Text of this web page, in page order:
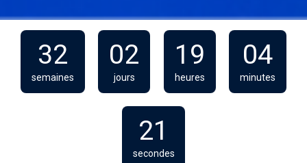
32
semaines
02
jours
19
heures
04
minutes
19
secondes